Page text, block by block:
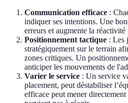
Communication efficace :
indiquer ses intentions. Une
erreurs et augmente la réactivité
Positionnement tactique : Les
stratégiquement sur le terrain
zones critiques. Un
anticiper les mouvements de
Varier le service : Un service
placement, peut déstabiliser
efficace peut mener